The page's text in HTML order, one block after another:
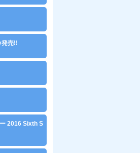
売!!
2016 Sixth S